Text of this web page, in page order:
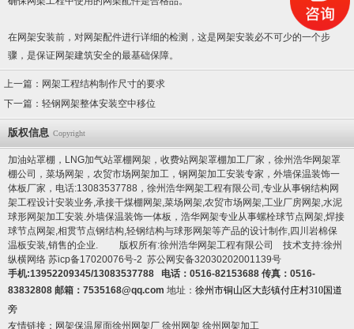
在网架安装前，对网架配件进行详细的检测，这是网架安装必不可少的一个步
骤，是保证网架建筑安全的最基础保障。
上一篇： 网架工程结构制作尺寸的要求
下一篇： 轻钢网架整体安装空中移位
版权信息 Copyright
加油站罩棚，LNG加气站罩棚网架，收费站网架罩棚加工厂家，徐州浩华网架罩
棚公司，菜场网架，农贸市场网架加工，钢网架加工安装专家， 外墙保温装饰一
体板厂家 ，电话:13083537788，徐州浩华网架工程有限公司,专业从事钢结构网
架工程设计安装业务,承接干煤棚网架,菜场网架,农贸市场网架,工业厂房网架,水泥
球形网架加工安装.外墙保温装饰一体板 ，浩华网架专业从事螺栓球节点网架,焊接
球节点网架,相贯节点钢结构,轻钢结构与球形网架等产品的设计制作,四川岩棉保
温板安装,销售的企业. 版权所有:徐州浩华网架工程有限公司 技术支持:徐州
纵横网络 苏icp备17020076号-2 苏公网安备32030202001139号
手机:13952209345/13083537788 电话：0516-82153688 传真：0516-
83832808 邮箱：7535168@qq.com 地址： 徐州市铜山区大彭镇付庄村310国道
旁
友情链接： 网架保温屋面徐州网架厂 徐州网架 徐州网架加工